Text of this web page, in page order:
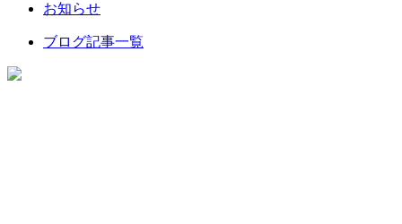
お知らせ
ブログ記事一覧